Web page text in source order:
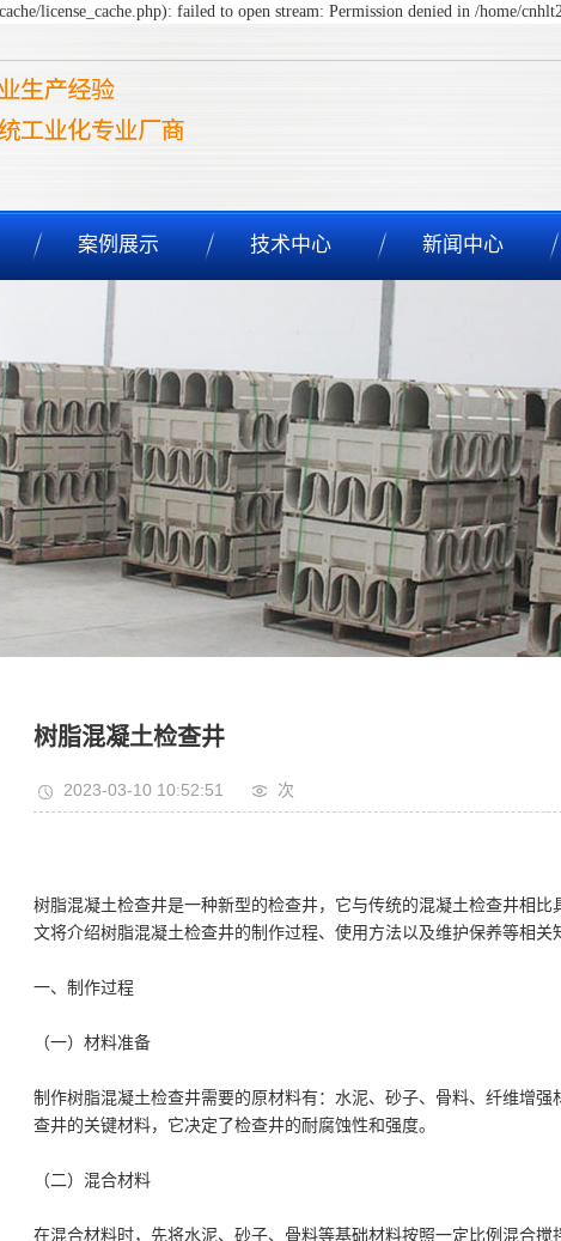
license_cache.php): failed to open stream: Permission denied in /home/
案例展示 技术中心 新闻中心
树脂混凝土检查井
2023-03-10 10:52:51 次
树脂混凝土检查井是一种新型的检查井，它与传统的混凝土检查井相
文将介绍树脂混凝土检查井的制作过程、使用方法以及维护保养等相关
一、制作过程
（一）材料准备
制作树脂混凝土检查井需要的原材料有：水泥、砂子、骨料、纤维增
查井的关键材料，它决定了检查井的耐腐蚀性和强度。
（二）混合材料
在混合材料时，先将水泥、砂子、骨料等基础材料按照一定比例混合